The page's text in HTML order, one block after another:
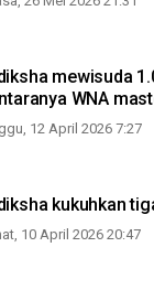
mewisuda
WNA
12 April 2026 7:27
kukuhkan
10 April 2026 20:47